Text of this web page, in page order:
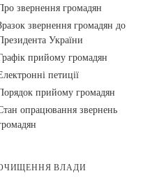
звернення громадян
звернення громадян до
України
прийому громадян
петиції
прийому громадян
опрацювання звернень
ВЛАДИ